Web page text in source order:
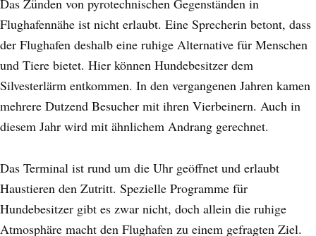
Flughafennähe ist nicht erlaubt. Eine Sprecherin betont, dass
der Flughafen deshalb eine ruhige Alternative für Menschen
und Tiere bietet. Hier können Hundebesitzer dem
Silvesterlärm entkommen. In den vergangenen Jahren kamen
mehrere Dutzend Besucher mit ihren Vierbeinern. Auch in
diesem Jahr wird mit ähnlichem Andrang gerechnet.
Das Terminal ist rund um die Uhr geöffnet und erlaubt
Haustieren den Zutritt. Spezielle Programme für
Hundebesitzer gibt es zwar nicht, doch allein die ruhige
Atmosphäre macht den Flughafen zu einem gefragten Ziel.